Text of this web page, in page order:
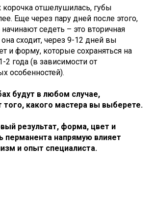
корочка отшелушилась, губы
Еще через пару дней после этого,
седеть – это вторичная
сходит, через 9-12 дней вы
и форму, которые сохраняться на
года (в зависимости от
особенностей).
будут в любом случае,
того, какого мастера вы выберете.
результат, форма, цвет и
перманента напрямую влияет
и опыт специалиста.